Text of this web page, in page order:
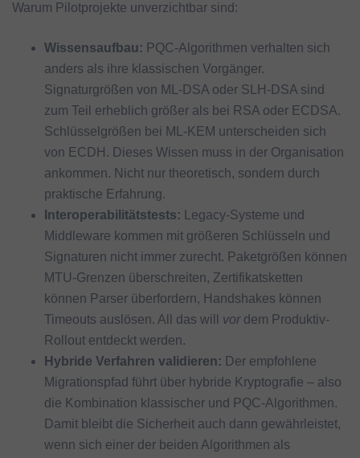
Warum Pilotprojekte unverzichtbar sind:
Wissensaufbau: PQC-Algorithmen verhalten sich
anders als ihre klassischen Vorgänger.
Signaturgrößen von ML-DSA oder SLH-DSA sind
zum Teil erheblich größer als bei RSA oder ECDSA.
Schlüsselgrößen bei ML-KEM unterscheiden sich
von ECDH. Dieses Wissen muss in der Organisation
ankommen. Nicht nur theoretisch, sondern durch
praktische Erfahrung.
Interoperabilitätstests: Legacy-Systeme und
Middleware kommen mit größeren Schlüsseln und
Signaturen nicht immer zurecht. Paketgrößen können
MTU-Grenzen überschreiten, Zertifikatsketten
können Parser überfordern, Handshakes können
Timeouts auslösen. All das will vordem Produktiv-
Rollout entdeckt werden.
Hybride Verfahren validieren: Der empfohlene
Migrationspfad führt über hybride Kryptografie – also
die Kombination klassischer und PQC-Algorithmen.
Damit bleibt die Sicherheit auch dann gewährleistet,
wenn sich einer der beiden Algorithmen als